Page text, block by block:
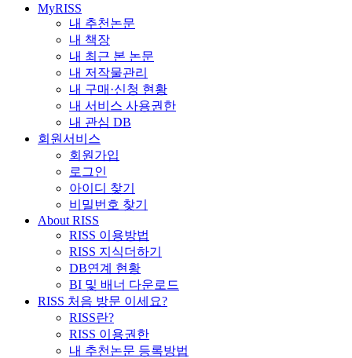
MyRISS
내 추천논문
내 책장
내 최근 본 논문
내 저작물관리
내 구매·신청 현황
내 서비스 사용권한
내 관심 DB
회원서비스
회원가입
로그인
아이디 찾기
비밀번호 찾기
About RISS
RISS 이용방법
RISS 지식더하기
DB연계 현황
BI 및 배너 다운로드
RISS 처음 방문 이세요?
RISS란?
RISS 이용권한
내 추천논문 등록방법